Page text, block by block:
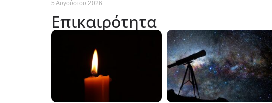
5 Αυγούστου 2026
Επικαιρότητα